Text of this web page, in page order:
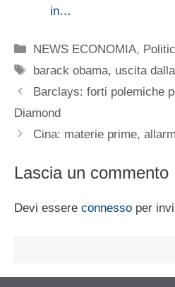
in…
Categorie
NEWS ECONOMIA,
Tag
barack obama, uscita
Barclays: forti polemiche
Diamond
Cina: materie prime,
Lascia un commento
Devi essere connesso per